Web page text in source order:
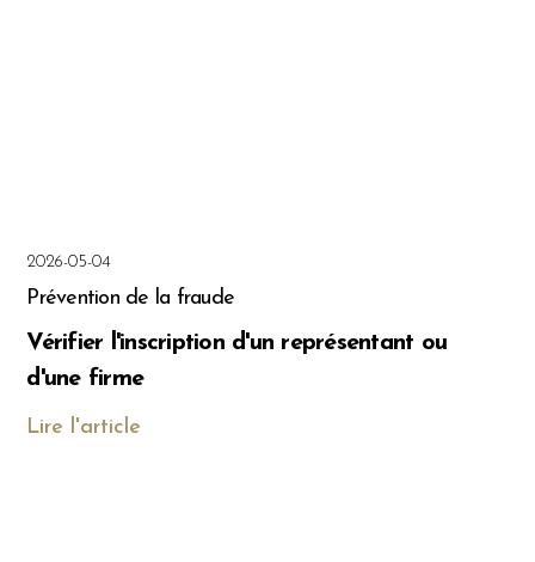
2026-05-04
Prévention de la fraude
Vérifier l'inscription d'un représentant ou
d'une firme
Lire l'article